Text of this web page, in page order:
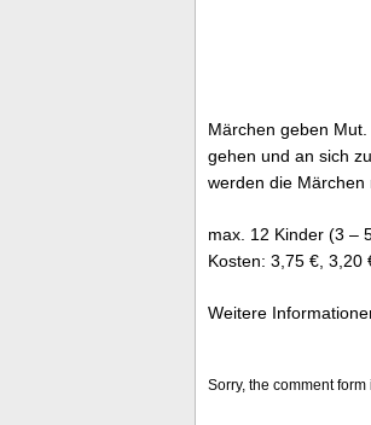
Märchen geben
gehen und an sich
werden die Märchen
max. 12 Kinder (3 –
Kosten: 3,75 €, 3,20
Weitere
Sorry, the comment form